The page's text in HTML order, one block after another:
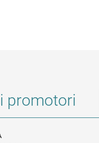
promotori